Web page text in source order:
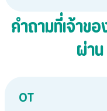
คำถามที่เจ้าข
ผ่า
OT